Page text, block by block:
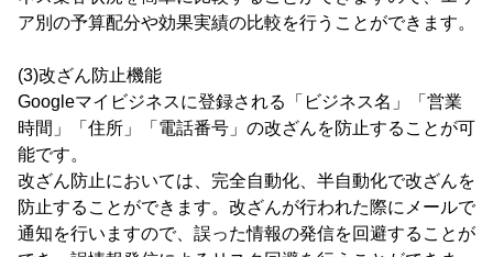
ア別の予算配分や効果実績の比較を行うことができます。
(3)改ざん防止機能
Googleマイビジネスに登録される「ビジネス名」「営業
時間」「住所」「電話番号」の改ざんを防止することが可
能です。
改ざん防止においては、完全自動化、半自動化で改ざんを
防止することができます。改ざんが行われた際にメールで
通知を行いますので、誤った情報の発信を回避することが